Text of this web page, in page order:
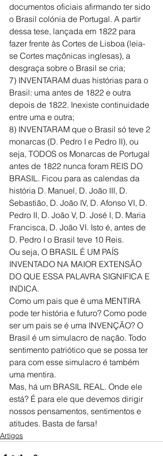
documentos oficiais afirmando ter sido
o Brasil colónia de Portugal. A partir
dessa tese, lançada em 1822 para
fazer frente às Cortes de Lisboa (leia-
se Cortes maçônicas inglesas), a
desgraça sobre o Brasil se cria;
7) INVENTARAM duas histórias para o
Brasil: uma antes de 1822 e outra
depois de 1822. Inexiste continuidade
entre uma e outra;
8) INVENTARAM que o Brasil só teve 2
monarcas (D. Pedro I e Pedro II), ou
seja, TODOS os Monarcas de Portugal
antes de 1822 nunca foram REIS DO
BRASIL. Ficou para as calendas da
história D. Manuel, D. João III, D.
Sebastião, D. João IV, D. Afonso VI, D.
Pedro II, D. João V, D. José I, D. Maria
Francisca, D. João VI. Isto é, antes de
D. Pedro I o Brasil teve 10 Reis.
Ou seja, O BRASIL É UM PAÍS
INVENTADO NA MAIOR EXTENSÃO
DO QUE ESSA PALAVRA SIGNIFICA E
INDICA.
Como um pais que é uma MENTIRA
pode ter história e futuro? Como pode
ser um pais se é uma INVENÇÃO? O
Brasil é um simulacro de nação. Todo
sentimento patriótico que se possa ter
para com esse simulacro é também
uma mentira.
Mas, há um BRASIL REAL. Onde ele
está? É para ele que devemos dirigir
nossos pensamentos, sentimentos e
atitudes. Basta de farsa!
Artigos